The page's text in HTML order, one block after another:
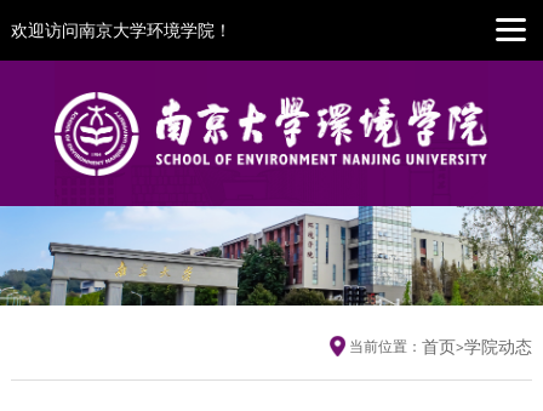
欢迎访问南京大学环境学院！
当前位置：首页>学院动态